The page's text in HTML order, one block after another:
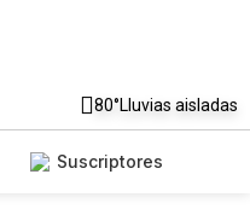
80°Lluvias aisladas
Suscriptores